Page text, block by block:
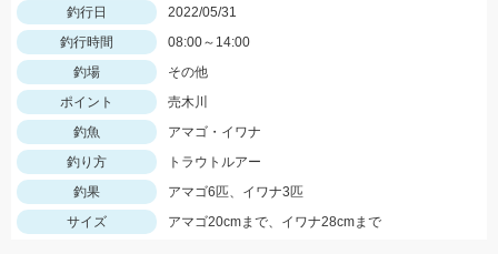
釣行日
2022/05/31
釣行時間
08:00～14:00
釣場
その他
ポイント
売木川
釣魚
アマゴ・イワナ
釣り方
トラウトルアー
釣果
アマゴ6匹、イワナ3匹
サイズ
アマゴ20cmまで、イワナ28cmまで